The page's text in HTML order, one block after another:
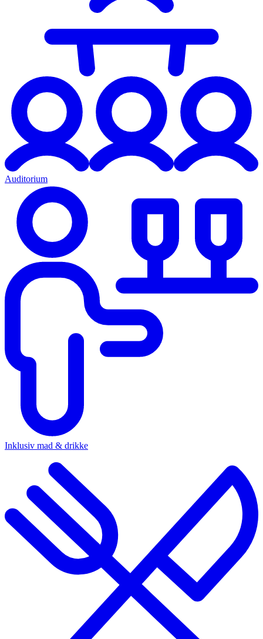
Auditorium
Inklusiv mad & drikke